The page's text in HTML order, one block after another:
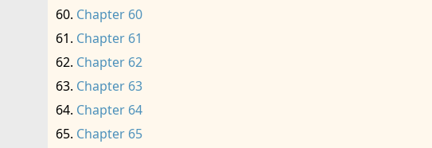
Chapter 60
Chapter 61
Chapter 62
Chapter 63
Chapter 64
Chapter 65